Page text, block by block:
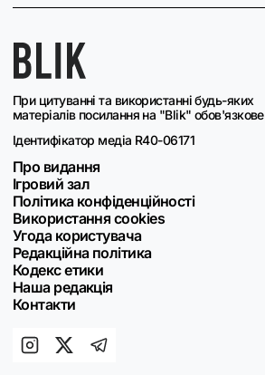
При цитуванні та використанні будь-яких
матеріалів посилання на "Blik" обов'язкове
Ідентифікатор медіа R40-06171
Про видання
Ігровий зал
Політика конфіденційності
Використання cookies
Угода користувача
Редакційна політика
Кодекс етики
Наша редакція
Контакти